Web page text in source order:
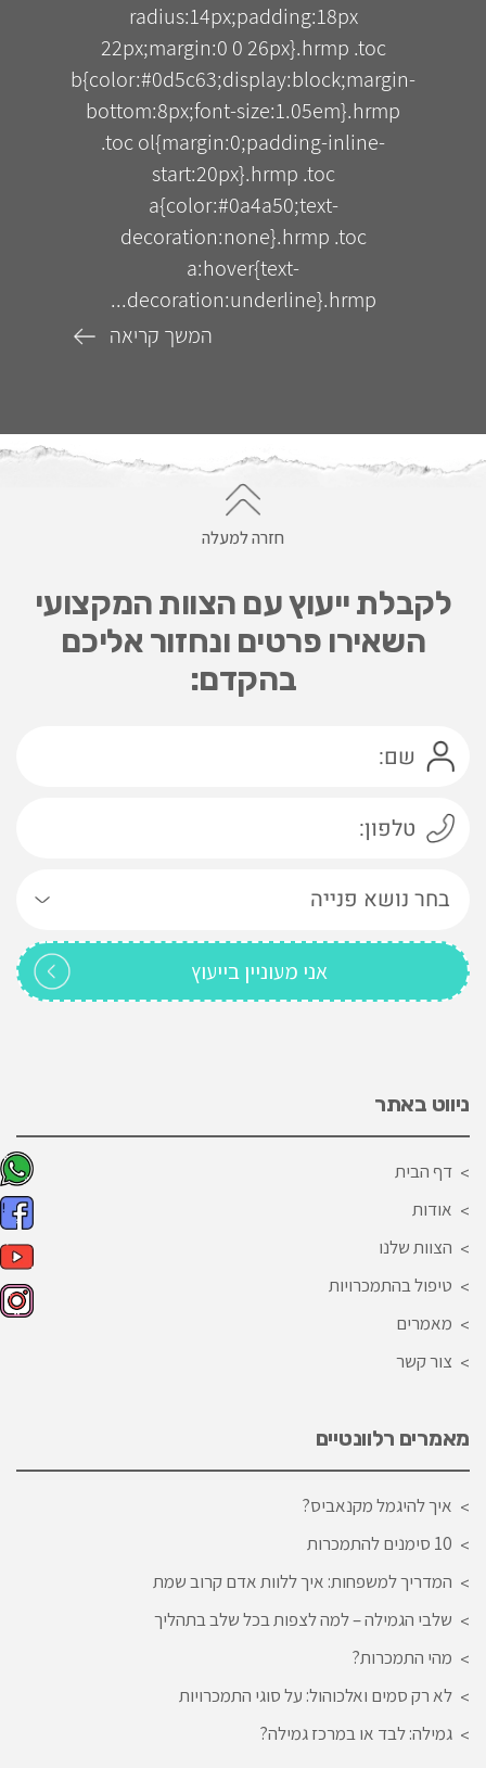
radius:14px;padding:18px
22px;margin:0 0 26px}.hrmp .toc
b{color:#0d5c63;display:block;margin-
bottom:8px;font-size:1.05em}.hrmp
.toc ol{margin:0;padding-inline-
start:20px}.hrmp .toc
a{color:#0a4a50;text-
decoration:none}.hrmp .toc
a:hover{text-
decoration:underline}.hrmp...
המשך קריאה
חזרה למעלה
לקבלת ייעוץ עם הצוות המקצועי
השאירו פרטים ונחזור אליכם
בהקדם:
ניווט באתר
דף הבית
אודות
הצוות שלנו
טיפול בהתמכרויות
מאמרים
צור קשר
מאמרים רלוונטיים
איך להיגמל מקנאביס?
10 סימנים להתמכרות
המדריך למשפחות: איך ללוות אדם קרוב שמת
שלבי הגמילה – למה לצפות בכל שלב בתהליך
מהי התמכרות?
לא רק סמים ואלכוהול: על סוגי התמכרויות
גמילה: לבד או במרכז גמילה?